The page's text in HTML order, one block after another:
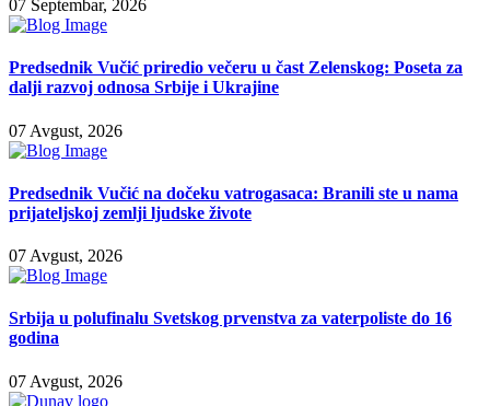
07 Septembar, 2026
Predsednik Vučić priredio večeru u čast Zelenskog: Poseta za
dalji razvoj odnosa Srbije i Ukrajine
07 Avgust, 2026
Predsednik Vučić na dočeku vatrogasaca: Branili ste u nama
prijateljskoj zemlji ljudske živote
07 Avgust, 2026
Srbija u polufinalu Svetskog prvenstva za vaterpoliste do 16
godina
07 Avgust, 2026